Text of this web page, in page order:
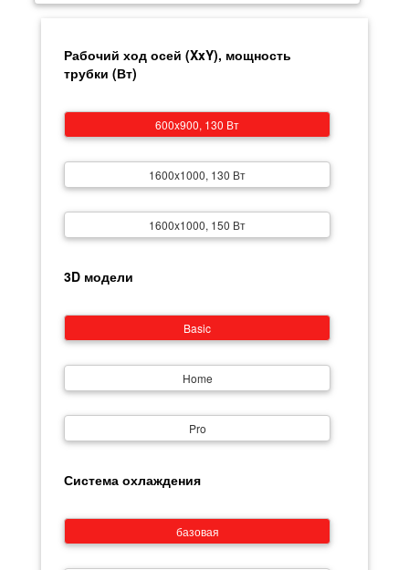
Рабочий ход осей (XxY), мощность
трубки (Вт)
600x900, 130 Вт
1600x1000, 130 Вт
1600x1000, 150 Вт
3D модели
Basic
Home
Pro
Система охлаждения
базовая